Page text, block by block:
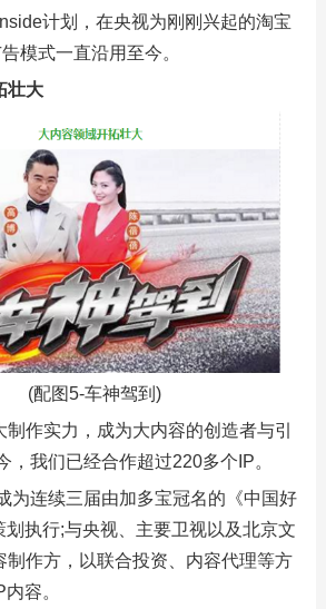
计划，在央视为刚刚兴起的淘宝
模式一直沿用至今。
壮大
(配图5-车神驾到)
作实力，成为大内容的创造者与引
，我们已经合作超过220多个IP。
为连续三届由加多宝冠名的《中国好
执行;与央视、主要卫视以及北京文
制作方，以联合投资、内容代理等方
容。